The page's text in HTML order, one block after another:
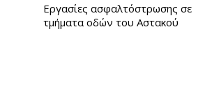
Εργασίες ασφαλτόστρωσης σε
τμήματα οδών του Αστακού